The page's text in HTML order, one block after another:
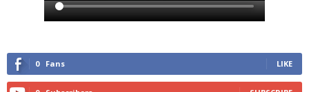
0 Fans LIKE